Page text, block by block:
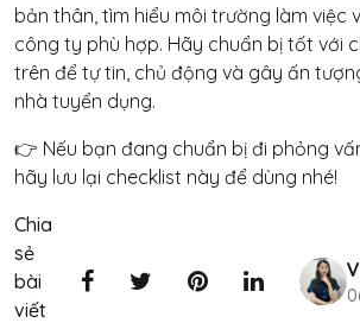
bản thân, tìm hiểu môi trường làm việc
công ty phù hợp. Hãy chuẩn bị tốt với
trên để tự tin, chủ động và gây ấn
nhà tuyển dụng.
👉 Nếu bạn đang chuẩn bị đi phỏng
hãy lưu lại checklist này để dùng nhé!
Chia
sẻ
bài
viết